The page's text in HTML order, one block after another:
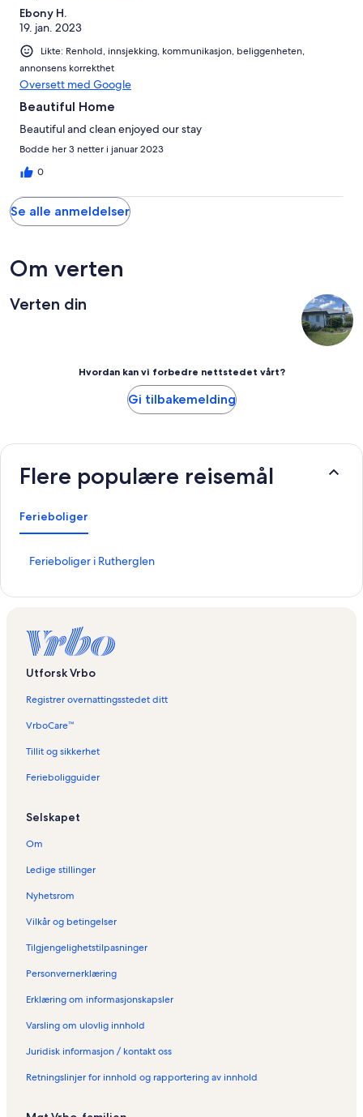
Ebony H.
19. jan. 2023
Likte: Renhold, innsjekking, kommunikasjon, beliggenheten,
annonsens korrekthet
Oversett med Google
Beautiful Home
Beautiful and clean enjoyed our stay
Bodde her 3 netter i januar 2023
0
Se alle anmeldelser
Om verten
Verten din
Hvordan kan vi forbedre nettstedet vårt?
Gi tilbakemelding
Flere populære reisemål
Ferieboliger
Ferieboliger i Rutherglen
L
o
m
p
e
r
e
n
i
d
e
n
F
r
e
b
l
g
r
i
R
Utforsk Vrbo
Registrer overnattingsstedet ditt
VrboCare™
Tillit og sikkerhet
Ferieboligguider
Selskapet
Om
Ledige stillinger
Nyhetsrom
Vilkår og betingelser
Tilgjengelighetstilpasninger
Personvernerklæring
Erklæring om informasjonskapsler
Varsling om ulovlig innhold
Juridisk informasjon / kontakt oss
Retningslinjer for innhold og rapportering av innhold